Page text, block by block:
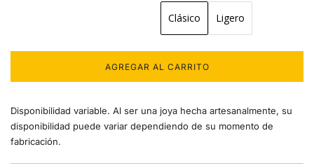
0.35 ct
0.40 ct
Clásico Ligero
AGREGAR AL CARRITO
C
A
G
A
O
Disponibilidad variable. Al ser una joya hecha artesanalmente, su
disponibilidad puede variar dependiendo de su momento de
fabricación.